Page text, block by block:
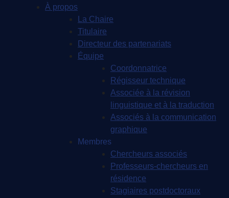
À propos
La Chaire
Titulaire
Directeur des partenariats
Équipe
Coordonnatrice
Régisseur technique
Associée à la révision
linguistique et à la traduction
Associés à la communication
graphique
Membres
Chercheurs associés
Professeurs-chercheurs en
résidence
Stagiaires postdoctoraux